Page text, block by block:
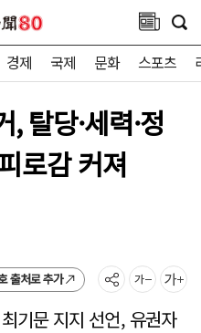
경제 국제 문화 스포츠
탈당·세력·정
로감 커져
출처로 추가
기문 지지 선언, 유권자